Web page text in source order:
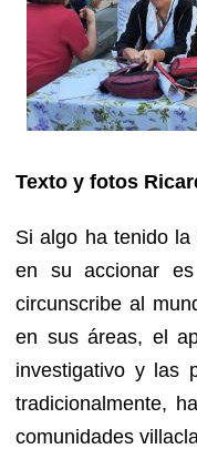
Texto y fotos
Si algo ha tenido la
en su accionar
circunscribe al
en sus áreas, el
investigativo y las
tradicionalmente,
comunidades